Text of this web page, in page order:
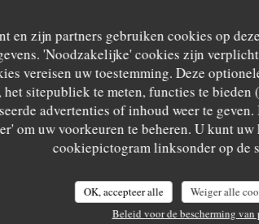
en zijn partners gebruiken cookies op
'Noodzakelijke' cookies zijn
vereisen uw toestemming. Deze
het sitepubliek te meten, functies te
advertenties of inhoud weer te
om uw voorkeuren te beheren. U kunt
cookiepictogram linksonder op de
OK, accepteer alle Weiger alle
Beleid voor de bescherming van